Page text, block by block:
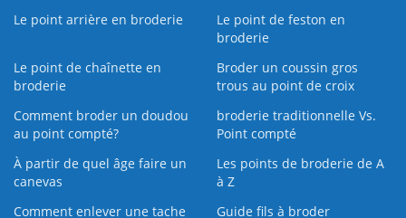
Le point arrière en broderie
Le point de feston en
broderie
Le point de chaînette en
broderie
Broder un coussin gros
trous au point de croix
Comment broder un doudou
au point compté?
broderie traditionnelle Vs.
Point compté
À partir de quel âge faire un
canevas
Les points de broderie de A
à Z
Comment enlever une tache
Guide fils à broder